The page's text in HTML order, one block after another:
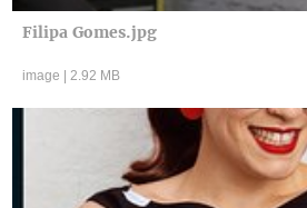
Filipa Gomes.jpg
image 2.92 MB